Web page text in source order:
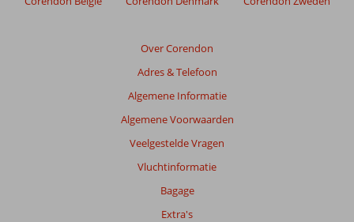
Over Corendon
Adres & Telefoon
Algemene Informatie
Algemene Voorwaarden
Veelgestelde Vragen
Vluchtinformatie
Bagage
Extra's